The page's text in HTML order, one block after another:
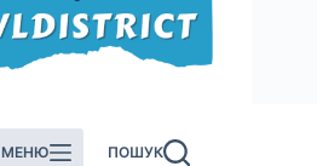
МЕНЮ ПОШУК